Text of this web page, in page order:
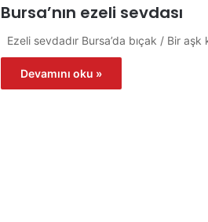
Bursa’nın ezeli sevdası
Ezeli sevdadır Bursa’da bıçak / Bir
Devamını oku »